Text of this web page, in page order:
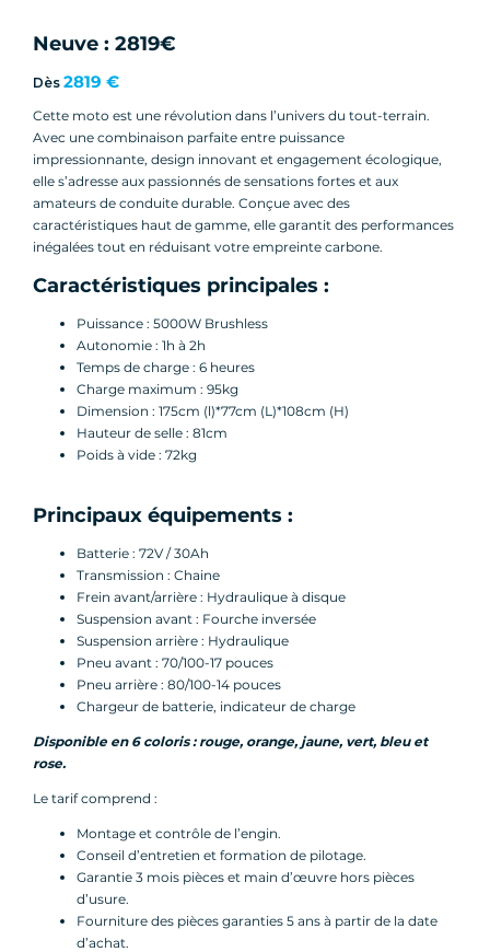
Neuve : 2819€
Dès 2819 €
Cette moto est une révolution dans l’univers du tout-terrain.
Avec une combinaison parfaite entre puissance
impressionnante, design innovant et engagement écologique,
elle s’adresse aux passionnés de sensations fortes et aux
amateurs de conduite durable. Conçue avec des
caractéristiques haut de gamme, elle garantit des performances
inégalées tout en réduisant votre empreinte carbone.
Caractéristiques principales :
Puissance : 5000W Brushless
Autonomie : 1h à 2h
Temps de charge : 6 heures
Charge maximum : 95kg
Dimension : 175cm (l)*77cm (L)*108cm (H)
Hauteur de selle : 81cm
Poids à vide : 72kg
Principaux équipements :
Batterie : 72V / 30Ah
Transmission : Chaine
Frein avant/arrière : Hydraulique à disque
Suspension avant : Fourche inversée
Suspension arrière : Hydraulique
Pneu avant : 70/100-17 pouces
Pneu arrière : 80/100-14 pouces
Chargeur de batterie, indicateur de charge
Disponible en 6 coloris : rouge, orange, jaune, vert, bleu et
rose.
Le tarif comprend :
Montage et contrôle de l’engin.
Conseil d’entretien et formation de pilotage.
Garantie 3 mois pièces et main d’œuvre hors pièces
d’usure.
Fourniture des pièces garanties 5 ans à partir de la date
d’achat.